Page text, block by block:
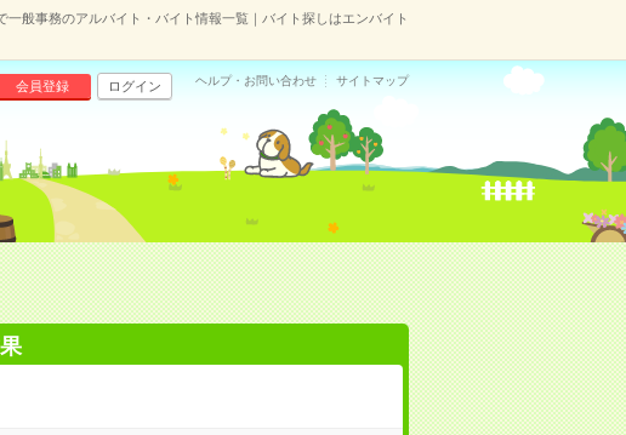
一般事務のアルバイト・バイト情報一覧｜バイト探しはエンバイト
会員登録 ログイン ヘルプ・お問い合わせ サイトマップ